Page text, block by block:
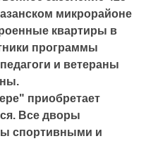
микрорайоне
квартиры в
программы
и ветераны
приобретает
Все дворы
спортивными и